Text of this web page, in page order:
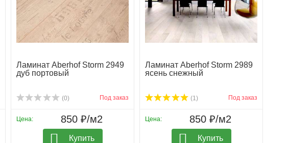
Ламинат Aberhof Storm 2949
дуб портовый
(0) Под заказ
Цена: 850 ₽/м2
Купить
Ламинат Aberhof Storm 2989
яcень снежный
(1) Под заказ
Цена: 850 ₽/м2
Купить